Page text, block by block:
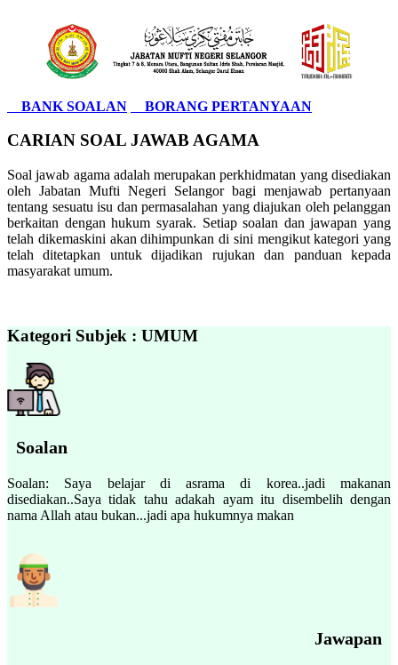
BANK SOALAN BORANG PERTANYAAN
CARIAN SOAL JAWAB AGAMA
Soal jawab agama adalah merupakan perkhidmatan yang disediakan
oleh Jabatan Mufti Negeri Selangor bagi menjawab pertanyaan
tentang sesuatu isu dan permasalahan yang diajukan oleh pelanggan
berkaitan dengan hukum syarak. Setiap soalan dan jawapan yang
telah dikemaskini akan dihimpunkan di sini mengikut kategori yang
telah ditetapkan untuk dijadikan rujukan dan panduan kepada
masyarakat umum.
Kategori Subjek : UMUM
Soalan
Soalan: Saya belajar di asrama di korea..jadi makanan
disediakan..Saya tidak tahu adakah ayam itu disembelih dengan
nama Allah atau bukan...jadi apa hukumnya makan
Jawapan